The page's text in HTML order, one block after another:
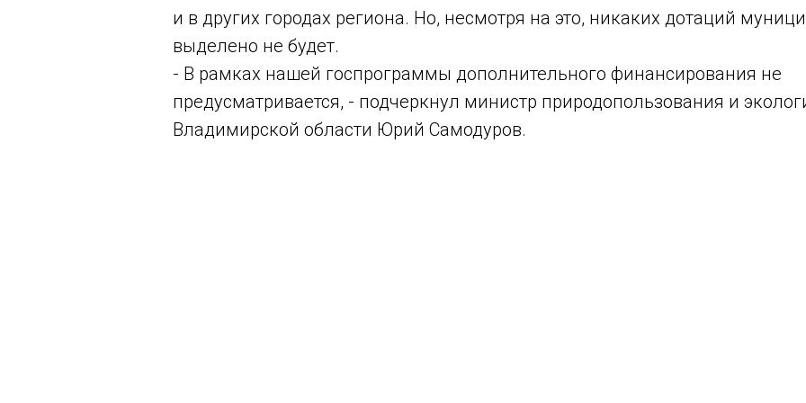
и в других городах региона. Но, несмотря на это, никаких дотаций
выделено не будет.
- В рамках нашей госпрограммы дополнительного финансирования не
предусматривается, - подчеркнул министр природопользования и
Владимирской области Юрий Самодуров.